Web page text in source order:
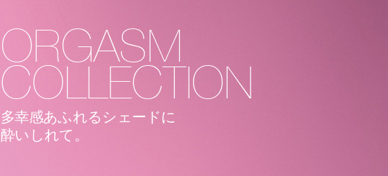
swipe
left
or
on
your
mobile
ORGASM
COLLECTION
多幸感あふれるシェードに
酔いしれて。